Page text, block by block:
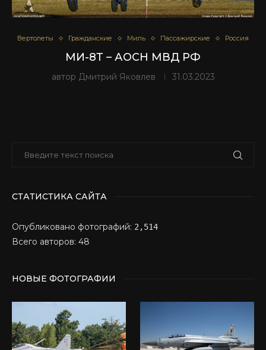
Вертолеты Гражданские Миль Пассажирские Россия
МИ-8Т – АОСН МВД РФ
автор Дмитрий Яковлев 31.03.2023
СТАТИСТИКА САЙТА
Опубликовано фотографий: 2,514
Всего авторов: 48
НОВЫЕ ФОТОГРАФИИ